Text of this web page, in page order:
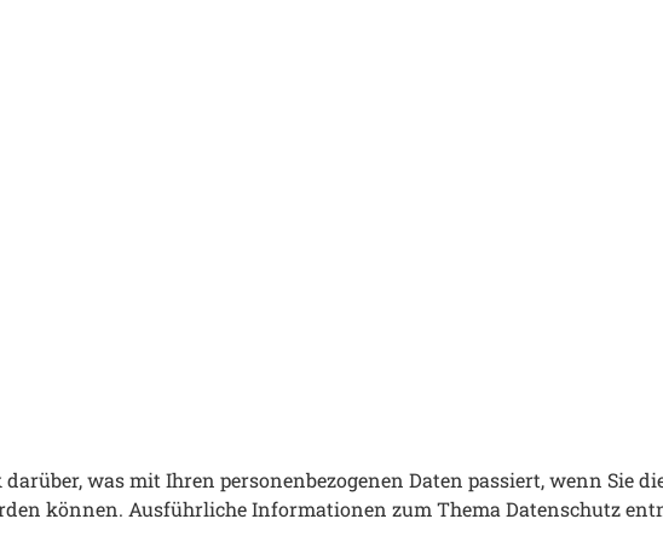
was mit Ihren personenbezogenen Daten passiert, wenn Sie
können. Ausführliche Informationen zum Thema Datenschutz